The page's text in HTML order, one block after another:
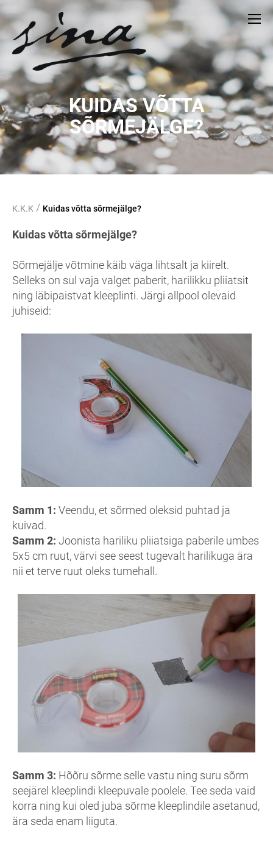
KUIDAS VÕTTA
SÕRMEJÄLGE?
K.K.K / Kuidas võtta sõrmejälge?
Kuidas võtta sõrmejälge?
Sõrmejälje võtmine käib väga lihtsalt ja kiirelt.
Selleks on sul vaja valget paberit, harilikku pliiatsit
ning läbipaistvat kleeplinti. Järgi allpool olevaid
juhiseid:
Samm 1: Veendu, et sõrmed oleksid puhtad ja
kuivad.
Samm 2: Joonista hariliku pliiatsiga paberile umbes
5x5 cm ruut, värvi see seest tugevalt harilikuga ära
nii et terve ruut oleks tumehall.
Samm 3: Hõõru sõrme selle vastu ning suru sõrm
seejärel kleeplindi kleepuvale poolele. Tee seda vaid
korra ning kui oled juba sõrme kleeplindile asetanud,
ära seda enam liiguta.